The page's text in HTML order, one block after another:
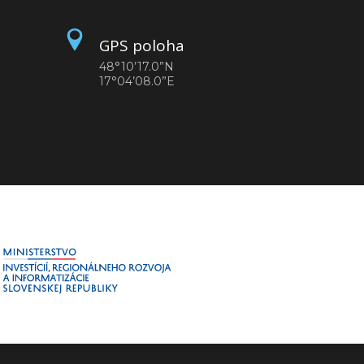
GPS poloha
48°10’17.0”N
17°04’08.0”E